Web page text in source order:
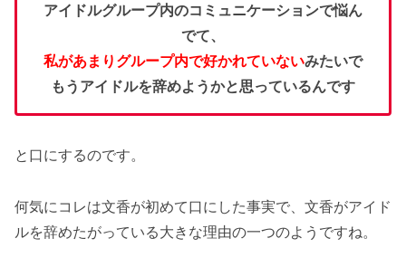
アイドルグループ内のコミュニケーションで悩ん
でて、
私があまりグループ内で好かれていないみたいで
もうアイドルを辞めようかと思っているんです
と口にするのです。
何気にコレは文香が初めて口にした事実で、文香がアイド
ルを辞めたがっている大きな理由の一つのようですね。